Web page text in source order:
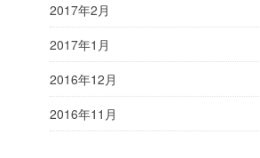
2017年2月
2017年1月
2016年12月
2016年11月